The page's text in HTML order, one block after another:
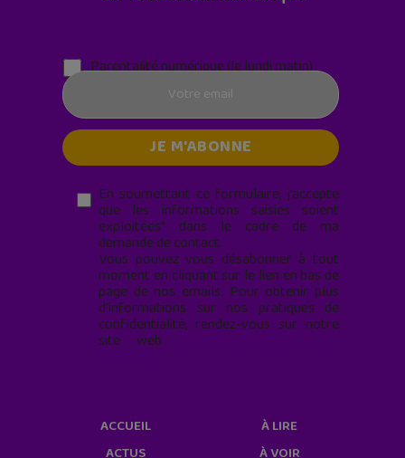
Parentalité numérique (le lundi matin)
En soumettant ce formulaire, j’accepte
que les informations saisies soient
exploitées* dans le cadre de ma
demande de contact.
Vous pouvez vous désabonner à tout
moment en cliquant sur le lien en bas de
page de nos emails. Pour obtenir plus
d'informations sur nos pratiques de
confidentialité, rendez-vous sur notre
site web
ACCUEIL
ACTUS
À LIRE
À VOIR